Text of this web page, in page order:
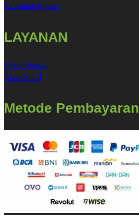
Kebijakan Privasi
LAYANAN
Paket Wisata
Sewa Mobil
Metode Pembayaran